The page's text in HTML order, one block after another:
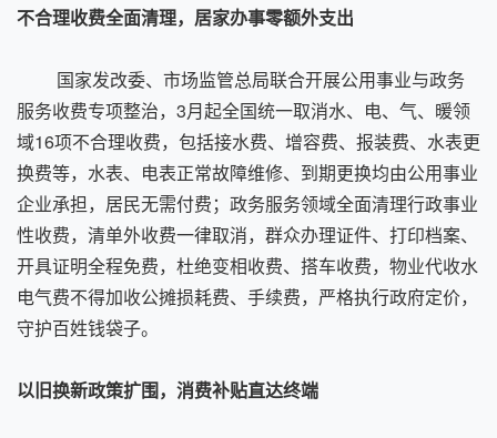
不合理收费全面清理，居家办事零额外支出
国家发改委、市场监管总局联合开展公用事业与政务
服务收费专项整治，3月起全国统一取消水、电、气、暖领
域16项不合理收费，包括接水费、增容费、报装费、水表更
换费等，水表、电表正常故障维修、到期更换均由公用事业
企业承担，居民无需付费；政务服务领域全面清理行政事业
性收费，清单外收费一律取消，群众办理证件、打印档案、
开具证明全程免费，杜绝变相收费、搭车收费，物业代收水
电气费不得加收公摊损耗费、手续费，严格执行政府定价，
守护百姓钱袋子。
以旧换新政策扩围，消费补贴直达终端